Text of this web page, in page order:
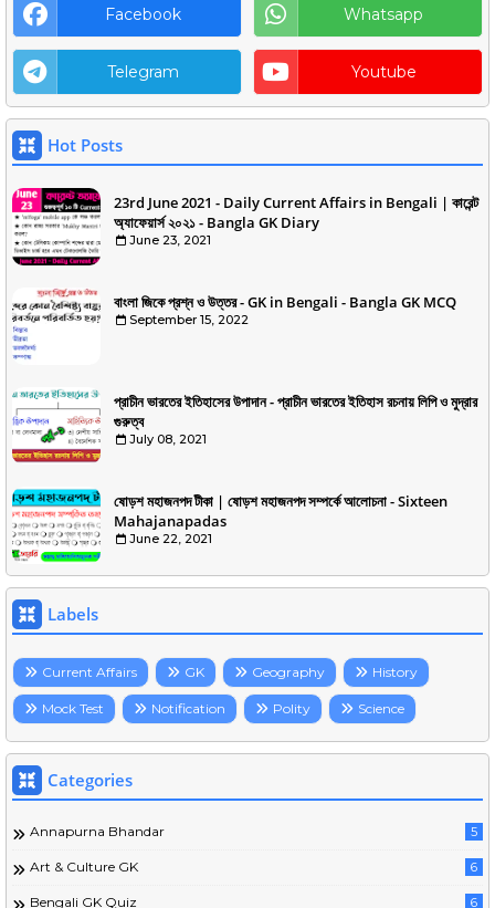
Facebook Whatsapp
Telegram Youtube
Hot Posts
23rd June 2021 - Daily Current Affairs in Bengali | কারেন্ট
অ্যাফেয়ার্স ২০২১ - Bangla GK Diary
June 23, 2021
বাংলা জিকে প্রশ্ন ও উত্তর - GK in Bengali - Bangla GK MCQ
September 15, 2022
প্রাচীন ভারতের ইতিহাসের উপাদান - প্রাচীন ভারতের ইতিহাস রচনায় লিপি ও মুদ্রার
গুরুত্ব
July 08, 2021
ষোড়শ মহাজনপদ টীকা | ষোড়শ মহাজনপদ সম্পর্কে আলোচনা - Sixteen
Mahajanapadas
June 22, 2021
Labels
Current Affairs GK Geography History
Mock Test Notification Polity Science
Categories
Annapurna Bhandar 5
Art & Culture GK 6
Bengali GK Quiz 6